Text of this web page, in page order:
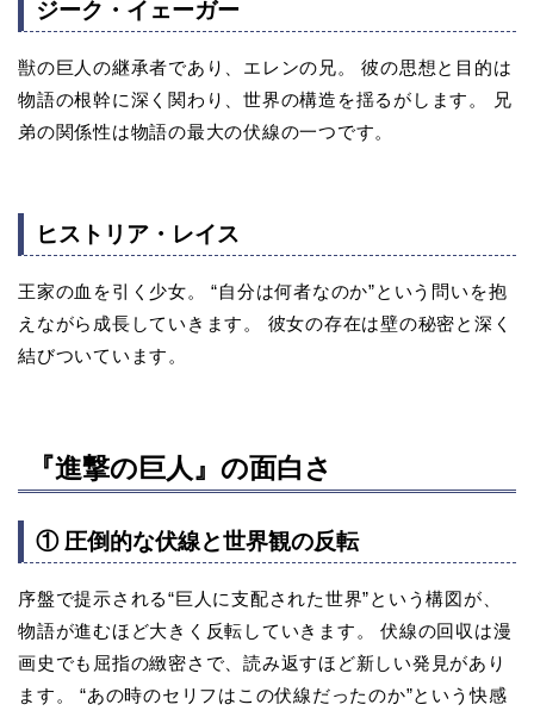
ジーク・イェーガー
獣の巨人の継承者であり、エレンの兄。 彼の思想と目的は
物語の根幹に深く関わり、世界の構造を揺るがします。 兄
弟の関係性は物語の最大の伏線の一つです。
ヒストリア・レイス
王家の血を引く少女。 “自分は何者なのか”という問いを抱
えながら成長していきます。 彼女の存在は壁の秘密と深く
結びついています。
『進撃の巨人』の面白さ
① 圧倒的な伏線と世界観の反転
序盤で提示される“巨人に支配された世界”という構図が、
物語が進むほど大きく反転していきます。 伏線の回収は漫
画史でも屈指の緻密さで、読み返すほど新しい発見があり
ます。 “あの時のセリフはこの伏線だったのか”という快感